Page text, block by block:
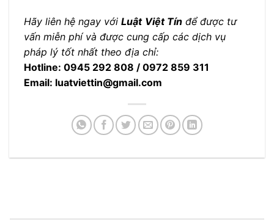
Hãy liên hệ ngay với Luật Việt Tín để được tư
vấn miễn phí và được cung cấp các dịch vụ
pháp lý tốt nhất theo địa chỉ:
Hotline: 0945 292 808 / 0972 859 311
Email: luatviettin@gmail.com